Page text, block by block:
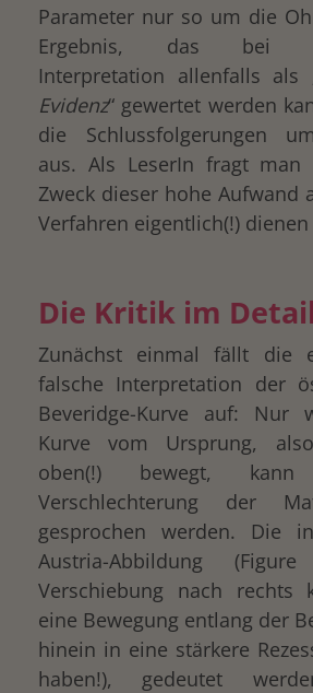
Parameter nur so um die
Ergebnis, das bei
Interpretation allenfalls als
Evidenz“ gewertet werden
die Schlussfolgerungen
aus. Als LeserIn fragt man
Zweck dieser hohe Aufwand
Verfahren eigentlich(!)
Die Kritik im Detail
Zunächst einmal fällt die
falsche Interpretation der
Beveridge-Kurve auf: Nur
Kurve vom Ursprung,
oben(!) bewegt,
Verschlechterung der
gesprochen werden. Die
Austria-Abbildung
Verschiebung nach rechts
eine Bewegung entlang der
hinein in eine stärkere
haben!), gedeutet